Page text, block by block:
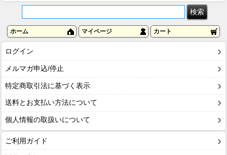
ホーム マイページ カート
ログイン
メルマガ申込/停止
特定商取引法に基づく表示
送料とお支払い方法について
個人情報の取扱いについて
ご利用ガイド